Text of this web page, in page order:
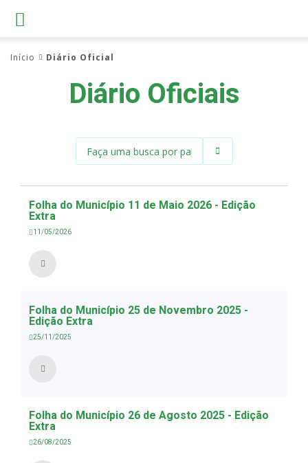
Início Diário Oficial
Diário Oficiais
Folha do Município 11 de Maio 2026 - Edição
Extra
11/05/2026
Folha do Município 25 de Novembro 2025 -
Edição Extra
25/11/2025
Folha do Município 26 de Agosto 2025 - Edição
Extra
26/08/2025